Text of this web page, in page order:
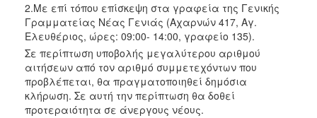
ΑΝΘΕΚΤΙΚΗ
ΠΟΛΗ
2.Με επί τόπου επίσκεψη στα γραφεία της Γενικής
Γραμματείας Νέας Γενιάς (Αχαρνών 417, Αγ.
Ελευθέριος, ώρες: 09:00- 14:00, γραφείο 135).
Σε περίπτωση υποβολής μεγαλύτερου αριθμού
αιτήσεων από τον αριθμό συμμετεχόντων που
προβλέπεται, θα πραγματοποιηθεί δημόσια
κλήρωση. Σε αυτή την περίπτωση θα δοθεί
προτεραιότητα σε άνεργους νέους.